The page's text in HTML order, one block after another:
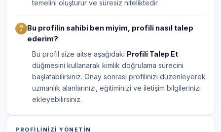
temelini oluşturur ve süresiz niteliktedir.
Bu profilin sahibi ben miyim, profili nasıl talep
ederim?
Bu profil size aitse aşağıdaki Profili Talep Et
düğmesini kullanarak kimlik doğrulama sürecini
başlatabilirsiniz. Onay sonrası profilinizi düzenleyerek
uzmanlık alanlarınızı, eğitiminizi ve iletişim bilgilerinizi
ekleyebilirsiniz.
PROFILINIZI YÖNETIN